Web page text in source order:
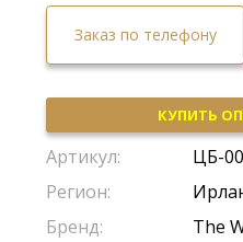
Заказ по телефону
КУПИТЬ
Артикул:
ЦБ-
Регион:
Бренд:
The